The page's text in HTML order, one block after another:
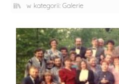
w kategorii: Galerie